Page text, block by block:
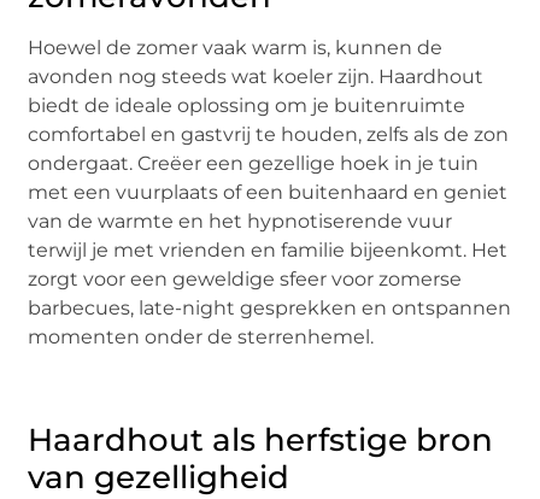
Hoewel de zomer vaak warm is, kunnen de
avonden nog steeds wat koeler zijn. Haardhout
biedt de ideale oplossing om je buitenruimte
comfortabel en gastvrij te houden, zelfs als de zon
ondergaat. Creëer een gezellige hoek in je tuin
met een vuurplaats of een buitenhaard en geniet
van de warmte en het hypnotiserende vuur
terwijl je met vrienden en familie bijeenkomt. Het
zorgt voor een geweldige sfeer voor zomerse
barbecues, late-night gesprekken en ontspannen
momenten onder de sterrenhemel.
Haardhout als herfstige bron
van gezelligheid